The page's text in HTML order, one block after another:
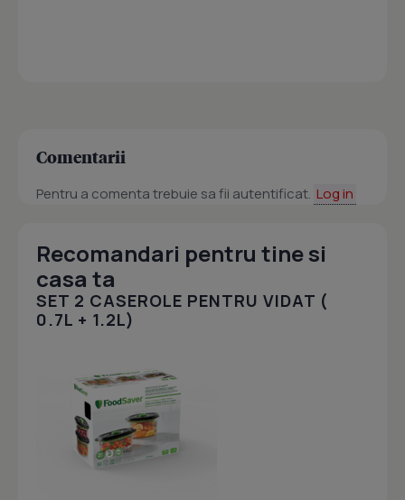
Comentarii
Pentru a comenta trebuie sa fii autentificat. Log in
Recomandari pentru tine si
casa ta
SET 2 CASEROLE PENTRU VIDAT (
0.7L + 1.2L)